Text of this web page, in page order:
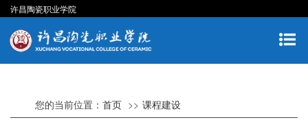
许昌陶瓷职业学院
您的当前位置： 首页 课程建设